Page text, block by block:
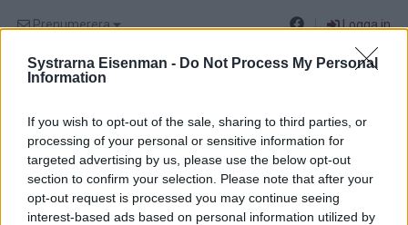
Systrarna Eisenman - Do Not Process My Personal
Information
If you wish to opt-out of the sale, sharing to third parties, or
processing of your personal or sensitive information for
targeted advertising by us, please use the below opt-out
section to confirm your selection. Please note that after your
opt-out request is processed you may continue seeing
interest-based ads based on personal information utilized by
Prenumerera Logga in
COMMENTS